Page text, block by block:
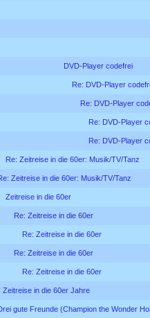
DVD-Player codefrei
Re: DVD-Player
Re: DVD-Player
Re: DVD-Player
Re: DVD-Player
Re: Zeitreise in die 60er: Musik/TV/Tanz
Zeitreise in die 60er: Musik/TV/Tanz
Zeitreise in die 60er
Re: Zeitreise in die 60er
Re: Zeitreise in die 60er
Re: Zeitreise in die 60er
Re: Zeitreise in die 60er
Zeitreise in die 60er Jahre
gute Freunde (Champion the Wonder